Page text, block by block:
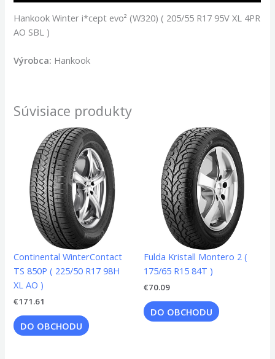
Hankook Winter i*cept evo² (W320) ( 205/55 R17 95V XL 4PR
AO SBL )
Výrobca: Hankook
Súvisiace produkty
Continental WinterContact
TS 850P ( 225/50 R17 98H
XL AO )
€171.61
DO OBCHODU
Fulda Kristall Montero 2 (
175/65 R15 84T )
€70.09
DO OBCHODU